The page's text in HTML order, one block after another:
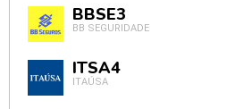
BBSE3
BB SEGURIDADE
ITSA4
ITAÚSA